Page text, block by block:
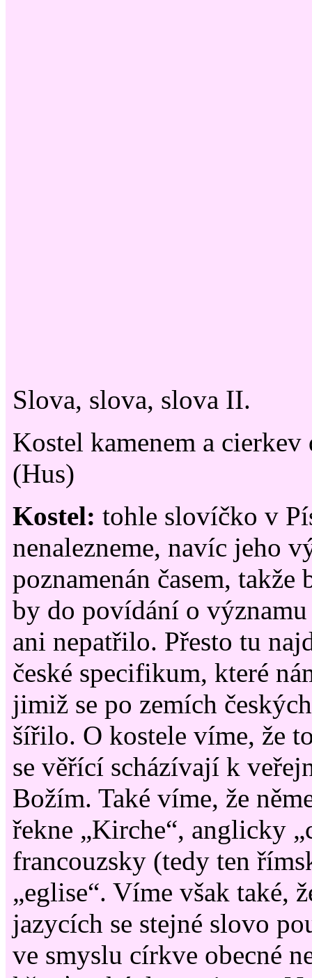
Slova, slova, slova II.
Kostel kamenem a cierkev
(Hus)
Kostel: tohle slovíčko v
nenalezneme, navíc jeho
poznamenán časem, takže
by do povídání o
ani nepatřilo. Přesto tu
české specifikum, které
jimiž se po zemích
šířilo. O kostele víme, že
se věřící scházívají k
Božím. Také víme, že
řekne „Kirche“, anglicky
francouzsky (tedy ten
„eglise“. Víme však také,
jazycích se stejné slovo
ve smyslu církve obecné